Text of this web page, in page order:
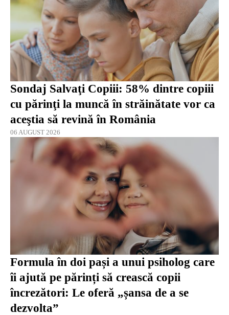
Sondaj Salvaţi Copiii: 58% dintre copiii
cu părinţi la muncă în străinătate vor ca
aceştia să revină în România
06 AUGUST 2026
Formula în doi pași a unui psiholog care
îi ajută pe părinți să crească copii
încrezători: Le oferă „șansa de a se
dezvolta”